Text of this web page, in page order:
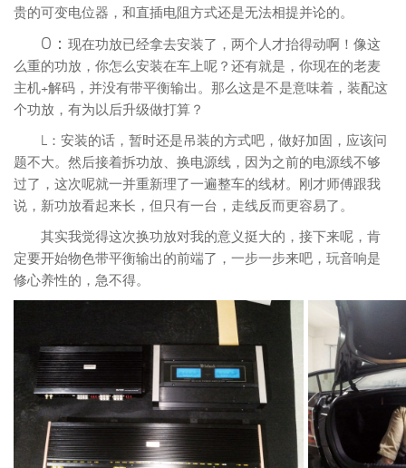
贵的可变电位器，和直插电阻方式还是无法相提并论的。
O： 现在功放已经拿去安装了，两个人才抬得动啊！像这
么重的功放，你怎么安装在车上呢？还有就是，你现在的老麦
主机+解码，并没有带平衡输出。那么这是不是意味着，装配这
个功放，有为以后升级做打算？
L：安装的话，暂时还是吊装的方式吧，做好加固，应该问
题不大。然后接着拆功放、换电源线，因为之前的电源线不够
过了，这次呢就一并重新理了一遍整车的线材。刚才师傅跟我
说，新功放看起来长，但只有一台，走线反而更容易了。
其实我觉得这次换功放对我的意义挺大的，接下来呢，肯
定要开始物色带平衡输出的前端了，一步一步来吧，玩音响是
修心养性的，急不得。